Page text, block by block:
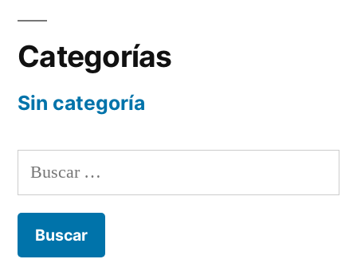
Categorías
Sin categoría
Buscar: